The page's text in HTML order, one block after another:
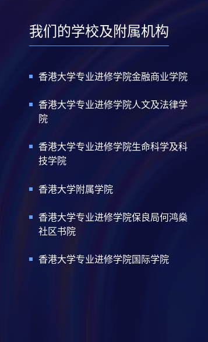
我们的学校及附属机构
香港大学专业进修学院金融商业学院
香港大学专业进修学院人文及法律学
院
香港大学专业进修学院生命科学及科
技学院
香港大学附属学院
香港大学专业进修学院保良局何鸿燊
社区书院
香港大学专业进修学院国际学院